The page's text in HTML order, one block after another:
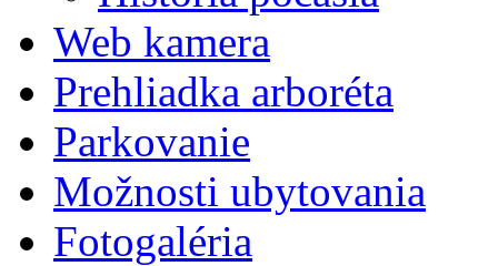
Web kamera
Prehliadka arboréta
Parkovanie
Možnosti ubytovania
Fotogaléria